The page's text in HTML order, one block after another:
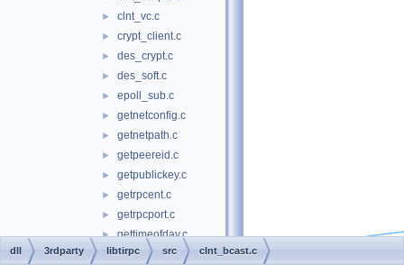
► clnt_vc.c
► crypt_client.c
► des_crypt.c
► des_soft.c
► epoll_sub.c
► getnetconfig.c
► getnetpath.c
► getpeereid.c
► getpublickey.c
► getrpcent.c
► getrpcport.c
► gettimeofday.c
► key_call.c
dll 3rdparty libtirpc src clnt_bcast.c